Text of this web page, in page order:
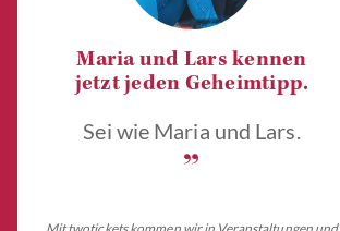
Maria und Lars kennen
jetzt jeden Geheimtipp.
Sei wie Maria und Lars.
„